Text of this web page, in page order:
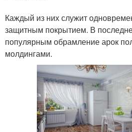
Каждый из них служит
защитным покрытием. В
популярным обрамление арок
молдингами.